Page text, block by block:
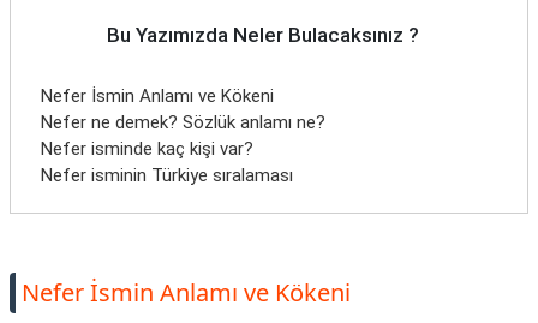
Bu Yazımızda Neler Bulacaksınız ?
Nefer İsmin Anlamı ve Kökeni
Nefer ne demek? Sözlük anlamı ne?
Nefer isminde kaç kişi var?
Nefer isminin Türkiye sıralaması
Nefer İsmin Anlamı ve Kökeni